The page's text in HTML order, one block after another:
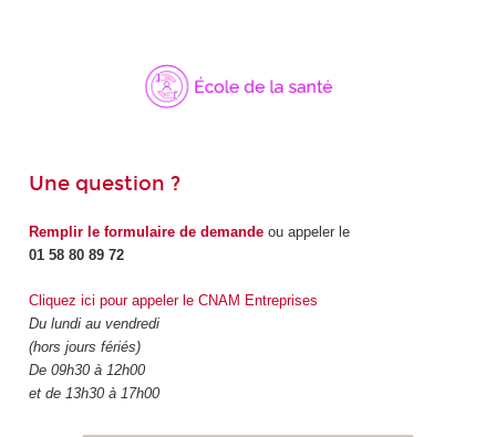
Une question ?
Remplir le formulaire de demandeou appeler le
01 58 80 89 72
Cliquez ici pour appeler le CNAM Entreprises
Du lundi au vendredi
(hors jours fériés)
De 09h30 à 12h00
et de 13h30 à 17h00